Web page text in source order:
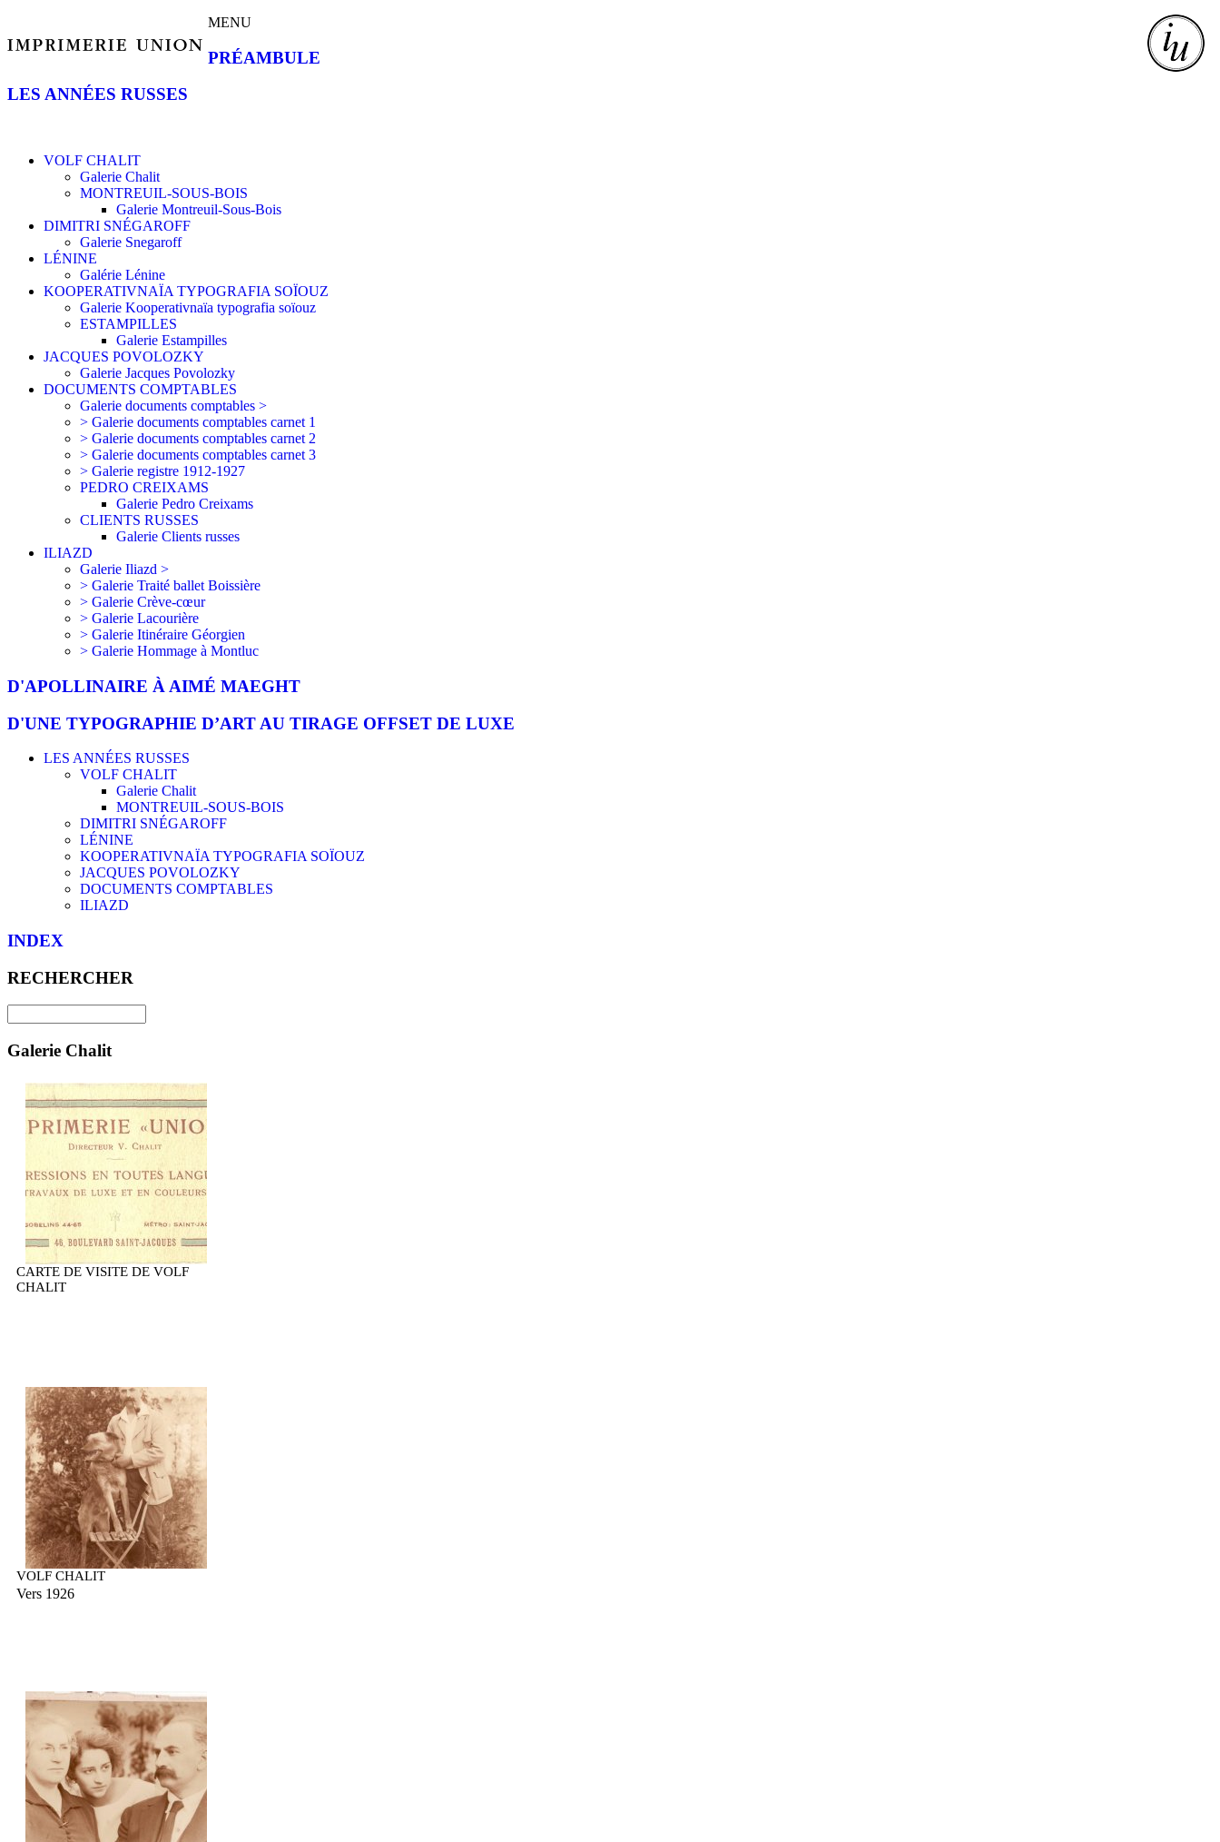
MENU
PRÉAMBULE
LES ANNÉES RUSSES
VOLF CHALIT
Galerie Chalit
MONTREUIL-SOUS-BOIS
Galerie Montreuil-Sous-Bois
DIMITRI SNÉGAROFF
Galerie Snegaroff
LÉNINE
Galérie Lénine
KOOPERATIVNAÏA TYPOGRAFIA SOÏOUZ
Galerie Kooperativnaïa typografia soïouz
ESTAMPILLES
Galerie Estampilles
JACQUES POVOLOZKY
Galerie Jacques Povolozky
DOCUMENTS COMPTABLES
Galerie documents comptables >
> Galerie documents comptables carnet 1
> Galerie documents comptables carnet 2
> Galerie documents comptables carnet 3
> Galerie registre 1912-1927
PEDRO CREIXAMS
Galerie Pedro Creixams
CLIENTS RUSSES
Galerie Clients russes
ILIAZD
Galerie Iliazd >
> Galerie Traité ballet Boissière
> Galerie Crève-cœur
> Galerie Lacourière
> Galerie Itinéraire Géorgien
> Galerie Hommage à Montluc
D'APOLLINAIRE À AIMÉ MAEGHT
D'UNE TYPOGRAPHIE D’ART AU TIRAGE OFFSET DE LUXE
LES ANNÉES RUSSES
VOLF CHALIT
Galerie Chalit
MONTREUIL-SOUS-BOIS
DIMITRI SNÉGAROFF
LÉNINE
KOOPERATIVNAÏA TYPOGRAFIA SOÏOUZ
JACQUES POVOLOZKY
DOCUMENTS COMPTABLES
ILIAZD
INDEX
RECHERCHER
Galerie Chalit
CARTE DE VISITE DE VOLF
CHALIT
VOLF CHALIT
Vers 1926